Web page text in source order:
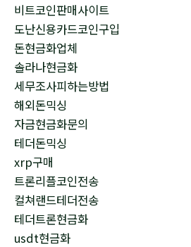
비트코인판매사이트
도난신용카드코인구입
돈현금화업체
솔라나현금화
세무조사피하는방법
해외돈믹싱
자금현금화문의
테더돈믹싱
xrp구매
트론리플코인전송
컬쳐랜드테더전송
테더트론현금화
usdt현금화